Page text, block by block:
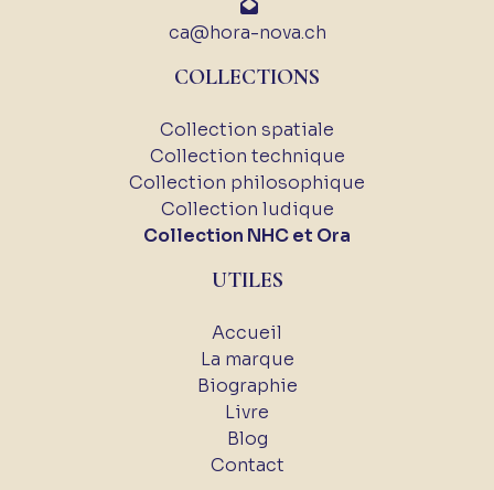
ca@hora-nova.ch
COLLECTIONS
Collection spatiale
Collection technique
Collection philosophique
Collection ludique
Collection NHC et Ora
UTILES
Accueil
La marque
Biographie
Livre
Blog
Contact